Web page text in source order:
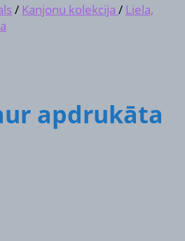
/ Kanjonu kolekcija / Liela,
apdrukāta